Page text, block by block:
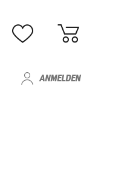
ANMELDEN